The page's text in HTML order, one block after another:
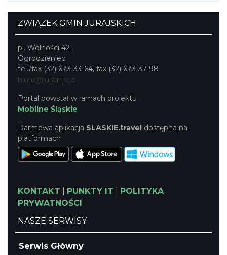
ZWIĄZEK GMIN JURAJSKICH
pl. Wolności 42
Ogrodzieniec
tel./fax (32) 673-33-64, fax (32) 673-37-98
biuro@jura.info.pl
Portal powstał w ramach projektu
Mobilne Śląskie
Darmowa aplikacja SLASKIE.travel dostępna na
platformach
KONTAKT PUNKTY IT
POLITYKA
PRYWATNOŚCI
NASZE SERWISY
Serwis Główny